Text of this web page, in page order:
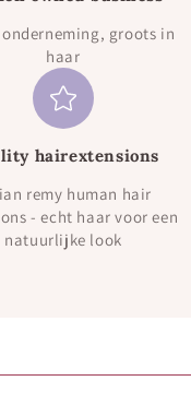
groots in
haar
hairextensions
remy human hair
- echt haar voor een
natuurlijke look